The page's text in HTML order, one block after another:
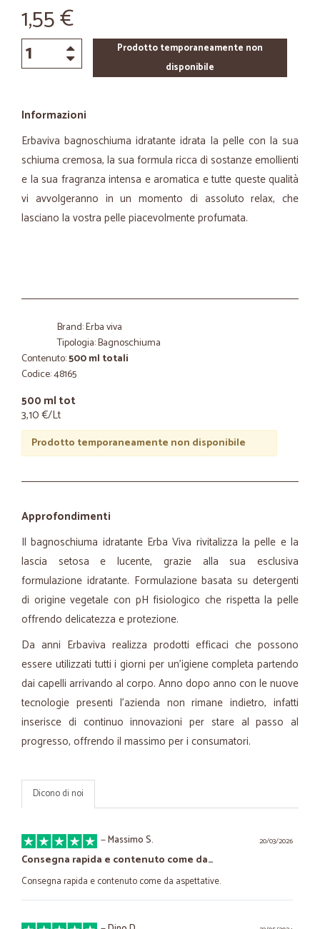
1,55 €
Prodotto temporaneamente non
disponibile
Informazioni
Erbaviva bagnoschiuma idratante idrata la pelle con la sua
schiuma cremosa, la sua formula ricca di sostanze emollienti
e la sua fragranza intensa e aromatica e tutte queste qualità
vi avvolgeranno in un momento di assoluto relax, che
lasciano la vostra pelle piacevolmente profumata.
Brand: Erba viva
Tipologia: Bagnoschiuma
Contenuto:500 ml totali
Codice: 48165
500 ml tot
3,10 €/Lt
Prodotto temporaneamente non disponibile
Approfondimenti
Il bagnoschiuma idratante Erba Viva rivitalizza la pelle e la
lascia setosa e lucente, grazie alla sua esclusiva
formulazione idratante. Formulazione basata su detergenti
di origine vegetale con pH fisiologico che rispetta la pelle
offrendo delicatezza e protezione.
Da anni Erbaviva realizza prodotti efficaci che possono
essere utilizzati tutti i giorni per un'igiene completa partendo
dai capelli arrivando al corpo. Anno dopo anno con le nuove
tecnologie presenti l'azienda non rimane indietro, infatti
inserisce di continuo innovazioni per stare al passo al
progresso, offrendo il massimo per i consumatori.
Dicono di noi
20/03/2026
—Massimo S.
Consegna rapida e contenuto come da…
Consegna rapida e contenuto come da aspettative.